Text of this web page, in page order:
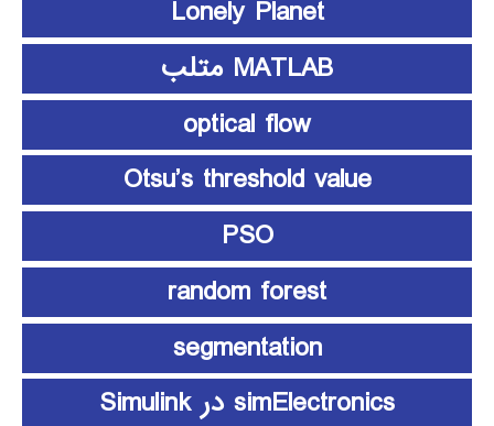
Lonely Planet
MATLAB متلب
optical flow
Otsu’s threshold value
PSO
random forest
segmentation
simElectronics در Simulink